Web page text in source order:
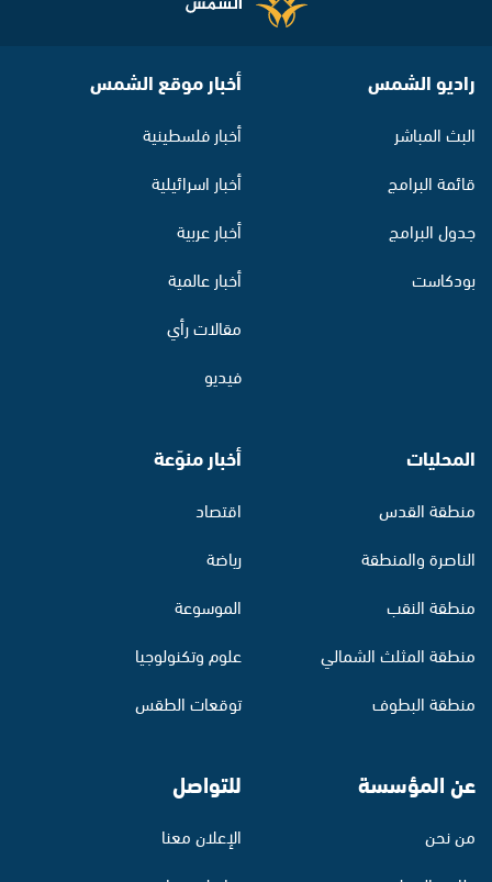
راديو الشمس
البث المباشر
قائمة البرامج
جدول البرامج
بودكاست
أخبار موقع الشمس
أخبار فلسطينية
أخبار اسرائيلية
أخبار عربية
أخبار عالمية
مقالات رأي
فيديو
المحليات
منطقة القدس
الناصرة والمنطقة
منطقة النقب
منطقة المثلث الشمالي
منطقة البطوف
أخبار منوّعة
اقتصاد
رياضة
الموسوعة
علوم وتكنولوجيا
توقعات الطقس
عن المؤسسة
من نحن
للتواصل
الإعلان معنا